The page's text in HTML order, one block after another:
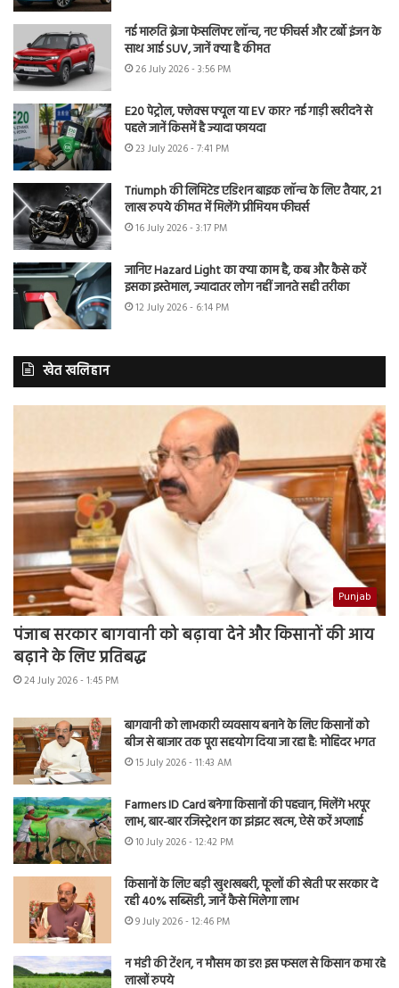
नई मारुति ब्रेजा फेसलिफ्ट लॉन्च, नए फीचर्स और टर्बो इंजन के
साथ आई SUV, जानें क्या है कीमत
26 July 2026 - 3:56 PM
E20 पेट्रोल, फ्लेक्स फ्यूल या EV कार? नई गाड़ी खरीदने से
पहले जानें किसमें है ज्यादा फायदा
23 July 2026 - 7:41 PM
Triumph की लिमिटेड एडिशन बाइक लॉन्च के लिए तैयार, 21
लाख रुपये कीमत में मिलेंगे प्रीमियम फीचर्स
16 July 2026 - 3:17 PM
जानिए Hazard Light का क्या काम है, कब और कैसे करें
इसका इस्तेमाल, ज्यादातर लोग नहीं जानते सही तरीका
12 July 2026 - 6:14 PM
खेत खलिहान
Punjab
पंजाब सरकार बागवानी को बढ़ावा देने और किसानों की आय
बढ़ाने के लिए प्रतिबद्ध
24 July 2026 - 1:45 PM
बागवानी को लाभकारी व्यवसाय बनाने के लिए किसानों को
बीज से बाजार तक पूरा सहयोग दिया जा रहा है: मोहिंदर भगत
15 July 2026 - 11:43 AM
Farmers ID Card बनेगा किसानों की पहचान, मिलेंगे भरपूर
लाभ, बार-बार रजिस्ट्रेशन का झंझट खत्म, ऐसे करें अप्लाई
10 July 2026 - 12:42 PM
किसानों के लिए बड़ी खुशखबरी, फूलों की खेती पर सरकार दे
रही 40% सब्सिडी, जानें कैसे मिलेगा लाभ
9 July 2026 - 12:46 PM
न मंडी की टेंशन, न मौसम का डर! इस फसल से किसान कमा रहे
लाखों रुपये